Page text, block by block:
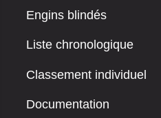
Engins blindés
Liste chronologique
Classement individuel
Documentation